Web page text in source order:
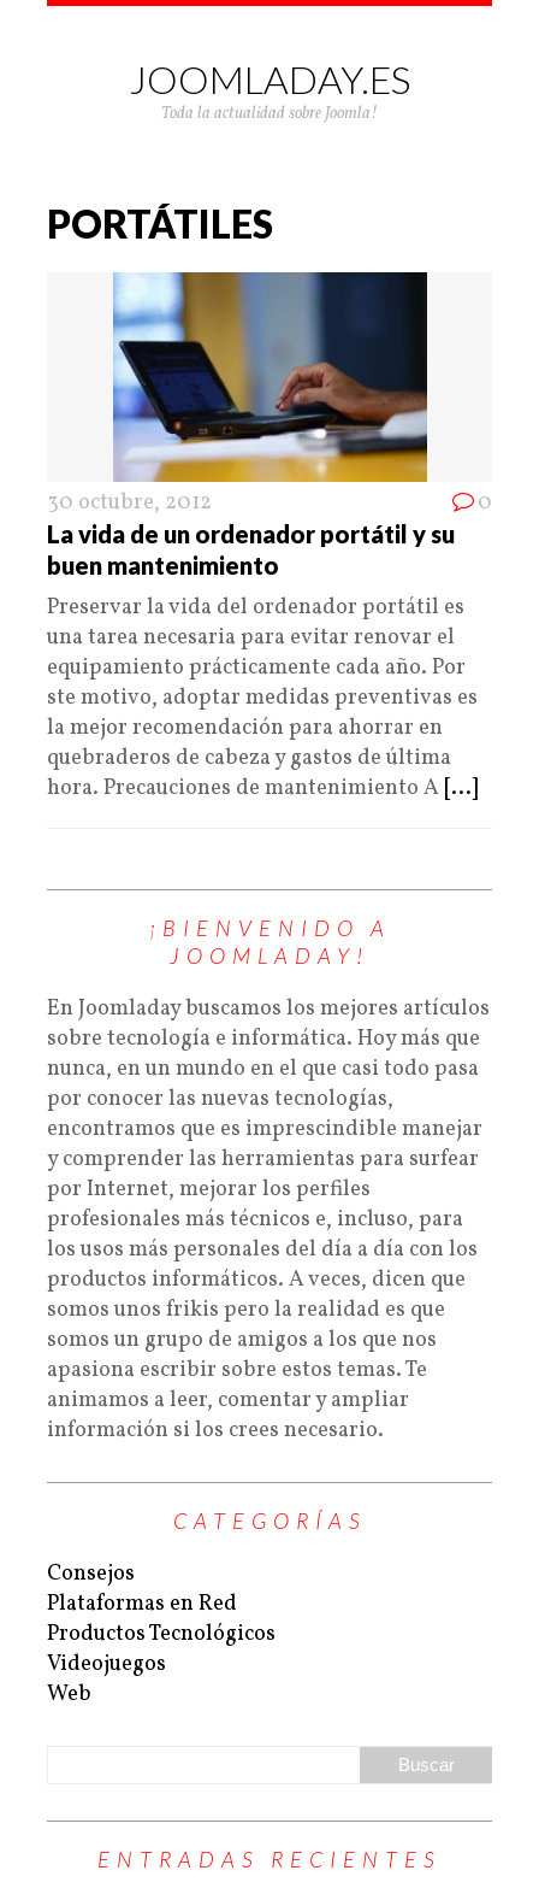
JOOMLADAY.ES
Toda la actualidad sobre Joomla!
PORTÁTILES
30 octubre, 2012 0
La vida de un ordenador portátil y su
buen mantenimiento
Preservar la vida del ordenador portátil es
una tarea necesaria para evitar renovar el
equipamiento prácticamente cada año. Por
ste motivo, adoptar medidas preventivas es
la mejor recomendación para ahorrar en
quebraderos de cabeza y gastos de última
hora. Precauciones de mantenimiento A [...]
¡BIENVENIDO A
JOOMLADAY!
En Joomladay buscamos los mejores artículos
sobre tecnología e informática. Hoy más que
nunca, en un mundo en el que casi todo pasa
por conocer las nuevas tecnologías,
encontramos que es imprescindible manejar
y comprender las herramientas para surfear
por Internet, mejorar los perfiles
profesionales más técnicos e, incluso, para
los usos más personales del día a día con los
productos informáticos. A veces, dicen que
somos unos frikis pero la realidad es que
somos un grupo de amigos a los que nos
apasiona escribir sobre estos temas. Te
animamos a leer, comentar y ampliar
información si los crees necesario.
CATEGORÍAS
Consejos
Plataformas en Red
Productos Tecnológicos
Videojuegos
Web
ENTRADAS RECIENTES